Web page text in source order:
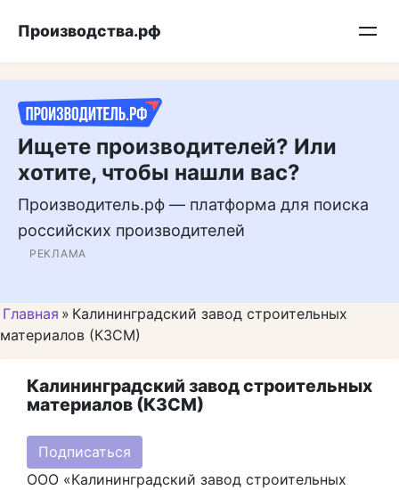
Подписывайтесь на нас в MAX
Производства.рф
Ищете производителей? Или
хотите, чтобы нашли вас?
Производитель.рф — платформа для поиска
российских производителей
РЕКЛАМА
Главная » Калининградский завод строительных
материалов (КЗСМ)
Калининградский завод строительных
материалов (КЗСМ)
Подписаться
ООО «Калининградский завод строительных